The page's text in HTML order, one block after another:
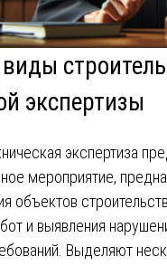
экспертизы
экспертиза
мероприятие,
объектов
и выявления
Выделяют